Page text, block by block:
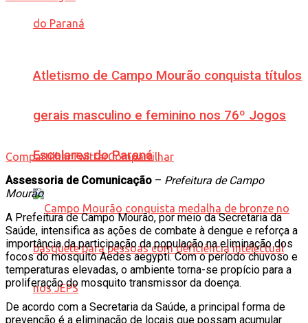
Atletismo de Campo Mourão conquista títulos
gerais masculino e feminino nos 76º Jogos
Escolares do Paraná
CompartilharTwittarCompartilhar
Assessoria de Comunicação – Prefeitura de Campo
Mourão
A Prefeitura de Campo Mourão, por meio da Secretaria da
Saúde, intensifica as ações de combate à dengue e reforça a
importância da participação da população na eliminação dos
focos do mosquito Aedes aegypti. Com o período chuvoso e
temperaturas elevadas, o ambiente torna-se propício para a
proliferação do mosquito transmissor da doença.
De acordo com a Secretaria da Saúde, a principal forma de
prevenção é a eliminação de locais que possam acumular